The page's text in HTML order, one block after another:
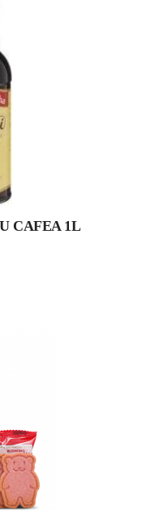
CAFEA 1L